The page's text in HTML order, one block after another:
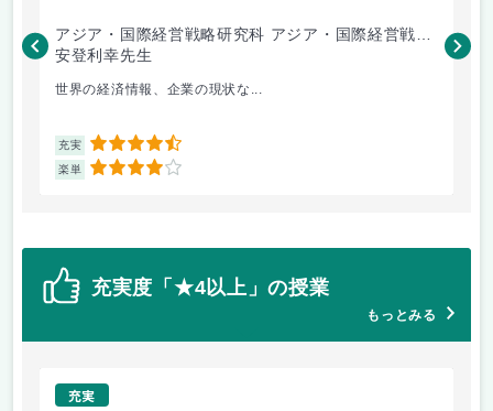
アジア・国際経営戦略研究科 アジア・国際経営戦略
専攻
安登利幸先生
世界の経済情報、企業の現状な...
充実 4.5
楽単 4
専
三
充実度「★4以上」の授業
もっとみる
充実